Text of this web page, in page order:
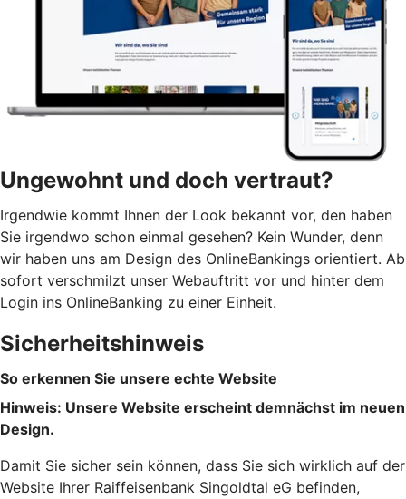
Ungewohnt und doch vertraut?
Irgendwie kommt Ihnen der Look bekannt vor, den haben
Sie irgendwo schon einmal gesehen? Kein Wunder, denn
wir haben uns am Design des OnlineBankings orientiert. Ab
sofort verschmilzt unser Webauftritt vor und hinter dem
Login ins OnlineBanking zu einer Einheit.
Sicherheitshinweis
So erkennen Sie unsere echte Website
Hinweis: Unsere Website erscheint demnächst im neuen
Design.
Damit Sie sicher sein können, dass Sie sich wirklich auf der
Website Ihrer Raiffeisenbank Singoldtal eG befinden,